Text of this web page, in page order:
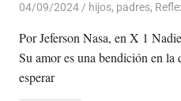
04/09/2024 De todo un Poco
hijos, padres,
Por Jeferson Nasa, en X 1
Su amor es una bendición en la
esperar